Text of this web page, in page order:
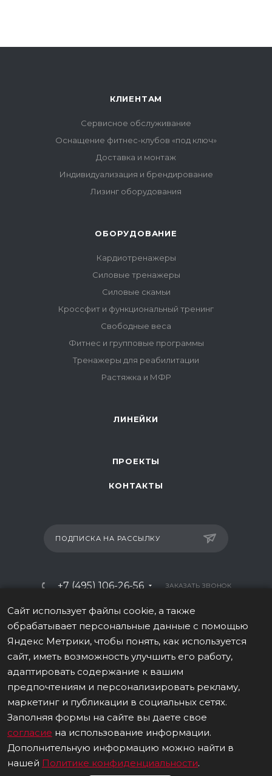
КЛИЕНТАМ
Сервисное обслуживание
Оснащение фитнес-клубов «под ключ»
Доставка и монтаж
Индивидуализация и брендирование
Лизинг оборудования
ОБОРУДОВАНИЕ
Кардиотренажеры
Силовые тренажеры
Силовые скамьи
Кроссфит и функциональный тренинг
Свободные веса
Фитнес и групповые программы
Тренажеры для реабилитации
Растяжка и МФР
ЛИНЕЙКИ
ПРОЕКТЫ
КОНТАКТЫ
ПОДПИСКА НА РАССЫЛКУ
+7 (495) 106-26-56 ЗАКАЗАТЬ ЗВОНОК
info@italy-sport.ru
Москва, ул. Мосфильмовская 42с1
ПОЛИТИКА В ОТНОШЕНИИ ОБРАБОТКИ ПЕРСОНАЛЬНЫХ ДАННЫХ
© 2026 Все права защищены.
Сайт использует файлы cookie, а также
обрабатывает персональные данные с помощью
Яндекс Метрики, чтобы понять, как используется
сайт, иметь возможность улучшить его работу,
адаптировать содержание к вашим
предпочтениям и персонализировать рекламу,
маркетинг и публикации в социальных сетях.
Заполняя формы на сайте вы даете свое
согласие на использование информации.
Дополнительную информацию можно найти в
нашей Политике конфиденциальности.